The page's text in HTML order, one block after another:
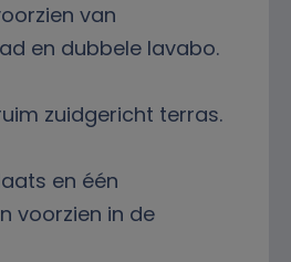
van
en dubbele lavabo.
zuidgericht terras.
en één
voorzien in de